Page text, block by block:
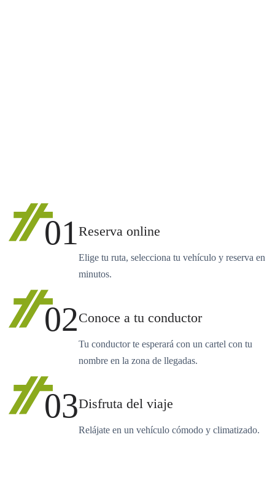
01Reserva online
Elige tu ruta, selecciona tu vehículo y reserva en
minutos.
02Conoce a tu conductor
Tu conductor te esperará con un cartel con tu
nombre en la zona de llegadas.
03Disfruta del viaje
Relájate en un vehículo cómodo y climatizado.